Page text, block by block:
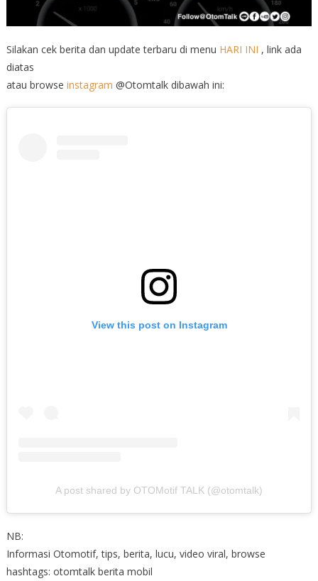
Silakan cek berita dan update terbaru di menu HARI INI , link ada
diatas
atau browse instagram @Otomtalk dibawah ini:
View this post on Instagram
A post shared by OTOMotif TALK (@otomtalk)
NB:
Informasi Otomotif, tips, berita, lucu, video viral, browse
hashtags: otomtalk berita mobil